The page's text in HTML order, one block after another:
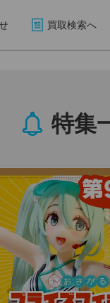
買取検索へ
特集